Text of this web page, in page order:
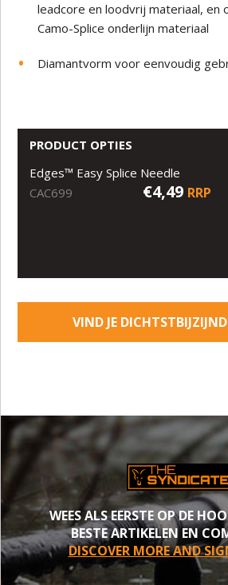
leadcore en loodvrij materiaal, en
Camo-Splice onderlijn materiaal
Diamantvorm voor eenvoudig
PRODUCT OPTIES
Edges™ Easy Splice Needle
CAC699
€4,49 RRP
VIND JE
WEES ALS EERSTE OP DE
BESTE ARTIKELEN EN
DISCOVER MORE AND